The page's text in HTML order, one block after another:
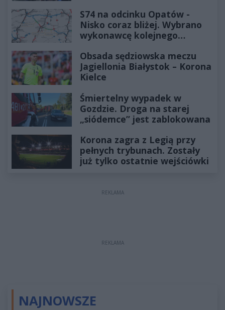
S74 na odcinku Opatów -
Nisko coraz bliżej. Wybrano
wykonawcę kolejnego
Obsada sędziowska meczu
Jagiellonia Białystok – Korona
Kielce
Śmiertelny wypadek w
Gozdzie. Droga na starej
„siódemce” jest zablokowana
Korona zagra z Legią przy
pełnych trybunach. Zostały
już tylko ostatnie wejściówki
REKLAMA
REKLAMA
NAJNOWSZE